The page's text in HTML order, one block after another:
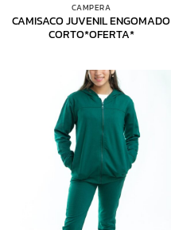
CAMPERA
CAMISACO JUVENIL ENGOMADO
CORTO*OFERTA*